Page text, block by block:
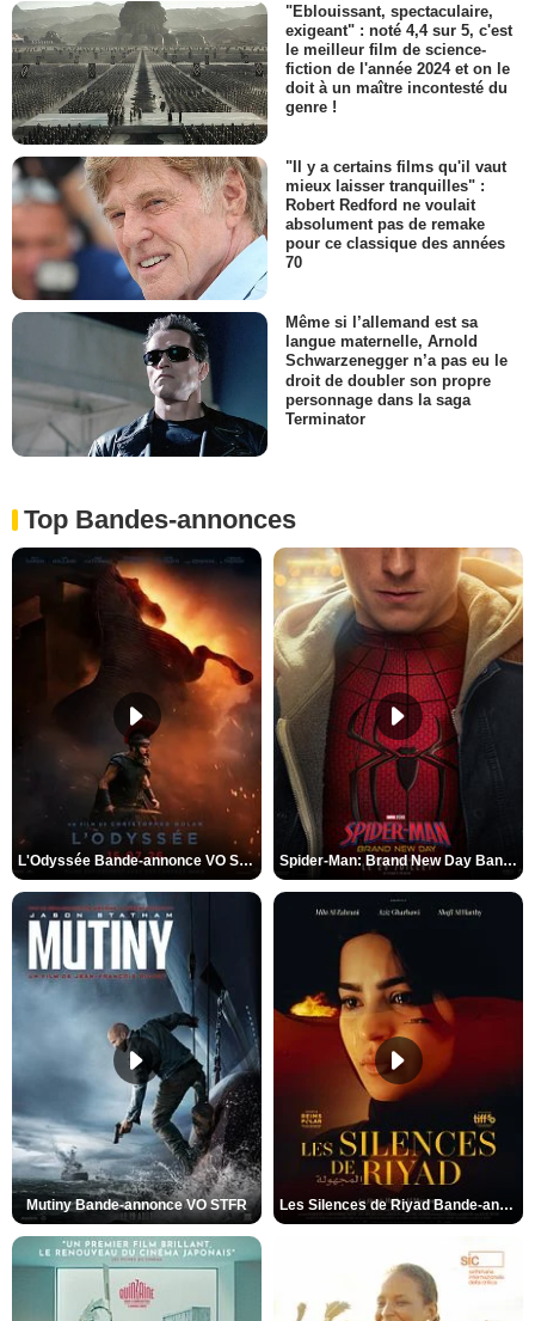
"Eblouissant, spectaculaire,
exigeant" : noté 4,4 sur 5, c'est
le meilleur film de science-
fiction de l'année 2024 et on le
doit à un maître incontesté du
genre !
"Il y a certains films qu'il vaut
mieux laisser tranquilles" :
Robert Redford ne voulait
absolument pas de remake
pour ce classique des années
70
Même si l’allemand est sa
langue maternelle, Arnold
Schwarzenegger n’a pas eu le
droit de doubler son propre
personnage dans la saga
Terminator
Top Bandes-annonces
L'Odyssée Bande-annonce VO STFR Spider-Man: Brand New Day Bande-annonce VO STFR
Mutiny Bande-annonce VO STFR Les Silences de Riyad Bande-annonce VO STFR